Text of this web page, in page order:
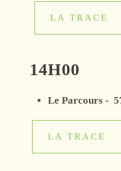
LA TRACE
14H00
Le Parcours -
LA TRACE